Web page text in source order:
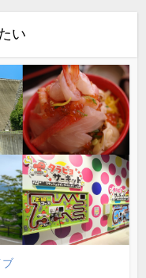
い
ブ